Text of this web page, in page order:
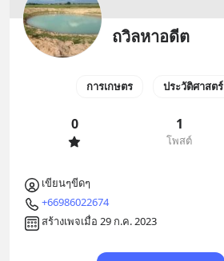
ถวิลหาอดีต
การเกษตร ประวัติศาสตร์
0 1
โพสต์
เขียนๆขีดๆ
+66986022674
สร้างเพจเมื่อ 29 ก.ค. 2023